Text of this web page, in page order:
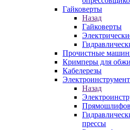
Гайковерты
Назад
Гайковерты
Прочистные
Кримперы для
Кабелерезы
Электроинструмент
Назад
прессы